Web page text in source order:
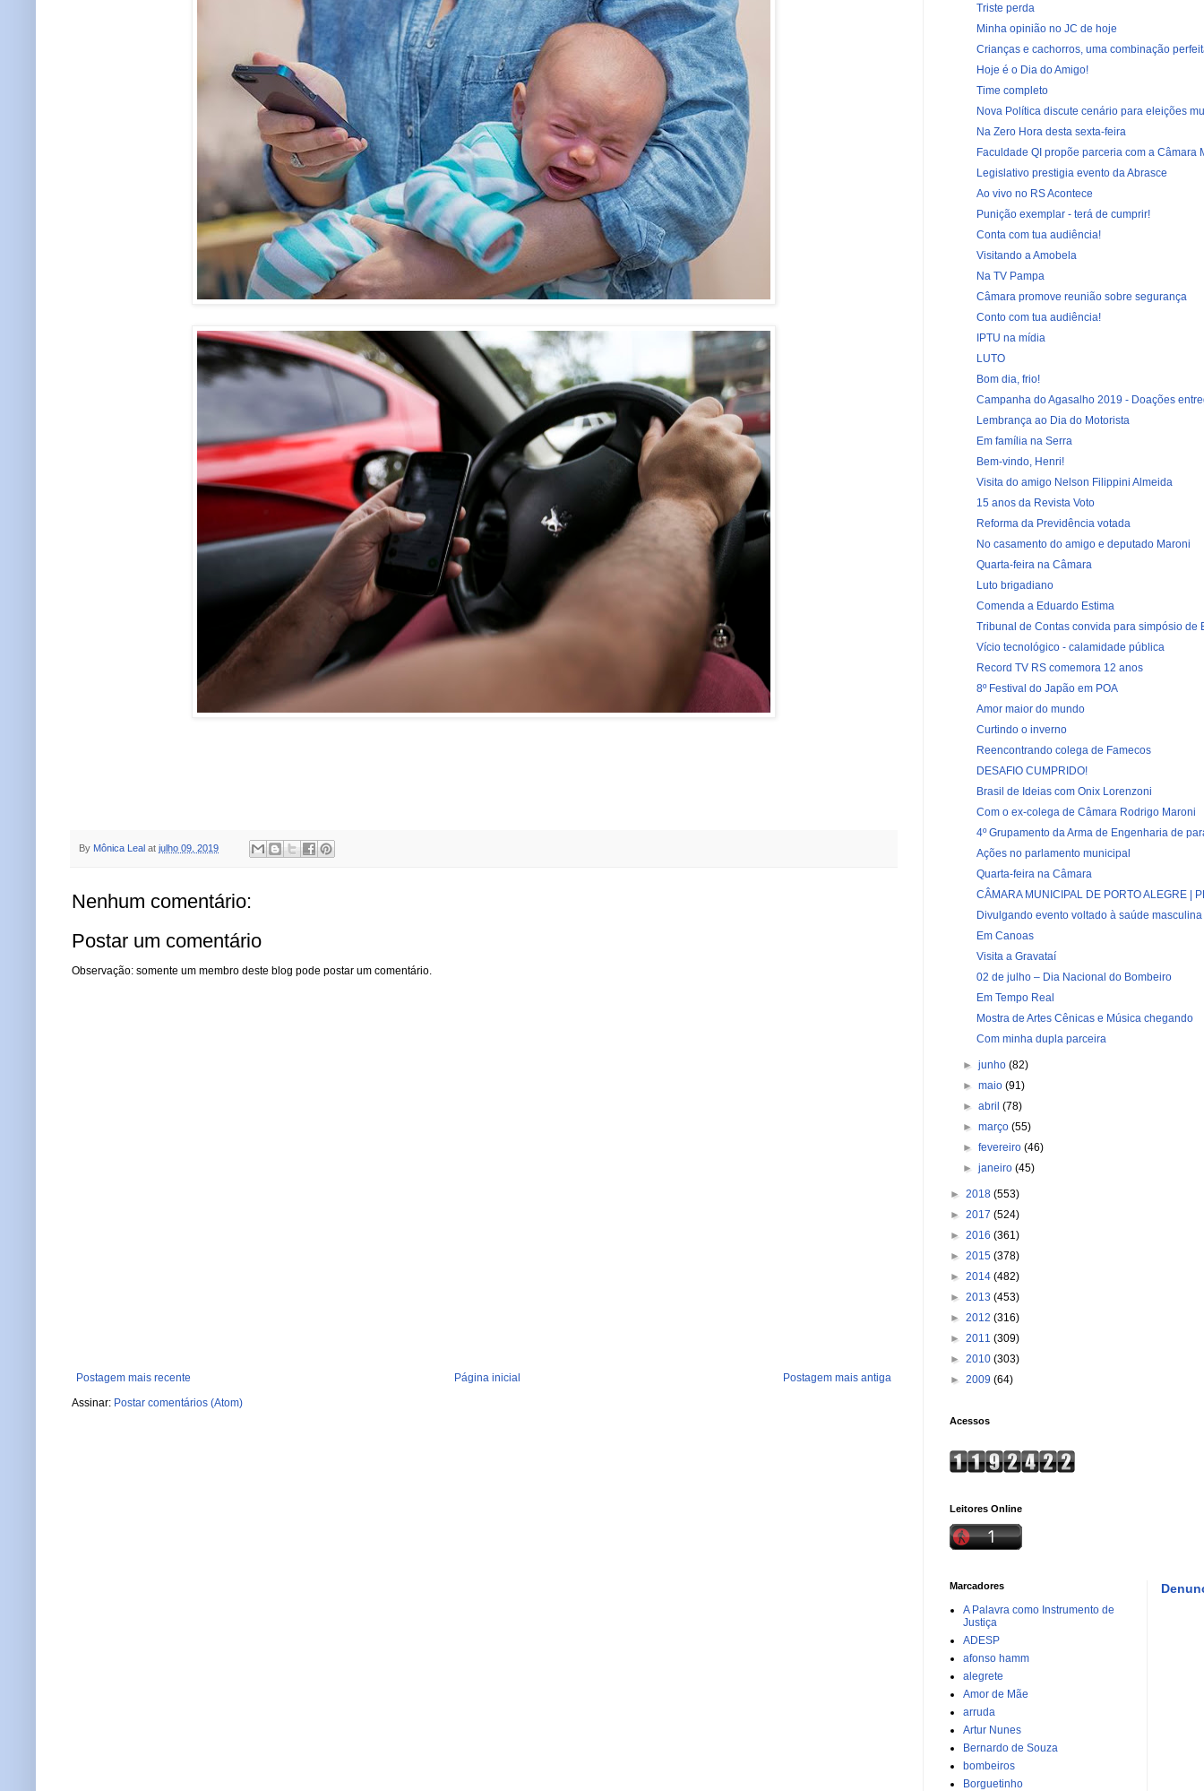
By Mônica Leal at julho 09, 2019
Nenhum comentário:
Postar um comentário
Observação: somente um membro deste blog pode postar um comentário.
Postagem mais recente Postagem mais antiga
Página inicial
Assinar: Postar comentários (Atom)
Triste perda
Minha opinião no JC de hoje
Crianças e cachorros, uma combinação
Hoje é o Dia do Amigo!
Time completo
Nova Política discute cenário para eleições
Na Zero Hora desta sexta-feira
Faculdade QI propõe parceria com a Câmara
Legislativo prestigia evento da Abrasce
Ao vivo no RS Acontece
Punição exemplar - terá de cumprir!
Conta com tua audiência!
Visitando a Amobela
Na TV Pampa
Câmara promove reunião sobre segurança
Conto com tua audiência!
IPTU na mídia
LUTO
Bom dia, frio!
Campanha do Agasalho 2019 - Doações
Lembrança ao Dia do Motorista
Em família na Serra
Bem-vindo, Henri!
Visita do amigo Nelson Filippini Almeida
15 anos da Revista Voto
Reforma da Previdência votada
No casamento do amigo e deputado Maroni
Quarta-feira na Câmara
Luto brigadiano
Comenda a Eduardo Estima
Tribunal de Contas convida para simpósio de
Vício tecnológico - calamidade pública
Record TV RS comemora 12 anos
8º Festival do Japão em POA
Amor maior do mundo
Curtindo o inverno
Reencontrando colega de Famecos
DESAFIO CUMPRIDO!
Brasil de Ideias com Onix Lorenzoni
Com o ex-colega de Câmara Rodrigo Maroni
4º Grupamento da Arma de Engenharia de
Ações no parlamento municipal
Quarta-feira na Câmara
CÂMARA MUNICIPAL DE PORTO ALEGRE |
Divulgando evento voltado à saúde masculina
Em Canoas
Visita a Gravataí
02 de julho – Dia Nacional do Bombeiro
Em Tempo Real
Mostra de Artes Cênicas e Música chegando
Com minha dupla parceira
►junho(82)
►maio(91)
►abril(78)
►março(55)
►fevereiro(46)
►janeiro(45)
► 2018 (553)
► 2017 (524)
► 2016 (361)
► 2015 (378)
► 2014 (482)
► 2013 (453)
► 2012 (316)
► 2011 (309)
► 2010 (303)
► 2009 (64)
Acessos
Leitores Online
Marcadores
A Palavra como Instrumento de
Justiça
ADESP
afonso hamm
alegrete
Amor de Mãe
arruda
Artur Nunes
Bernardo de Souza
bombeiros
Borguetinho